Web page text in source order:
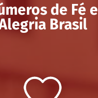
de Fé e
Brasil